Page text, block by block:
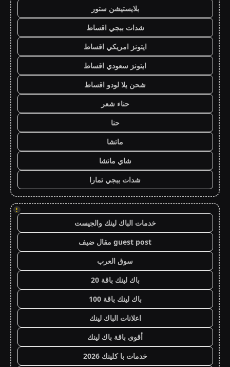
بلايستيشن ستور
شدات ببجي اقساط
ايتونز امريكي اقساط
ايتونز سعودي اقساط
شحن يلا لودو اقساط
حناء شعر
حنا
ماتشا
شاي ماتشا
شدات ببجي تمارا
!
خدمات الباك لينك والجيست
guest post مقال ضيف
سوق العرب
باك لينك باقة 20
باك لينك باقة 100
اعلانات الباك لينك
أقوى باقة باك لينك
خدمات با كلينك 2026